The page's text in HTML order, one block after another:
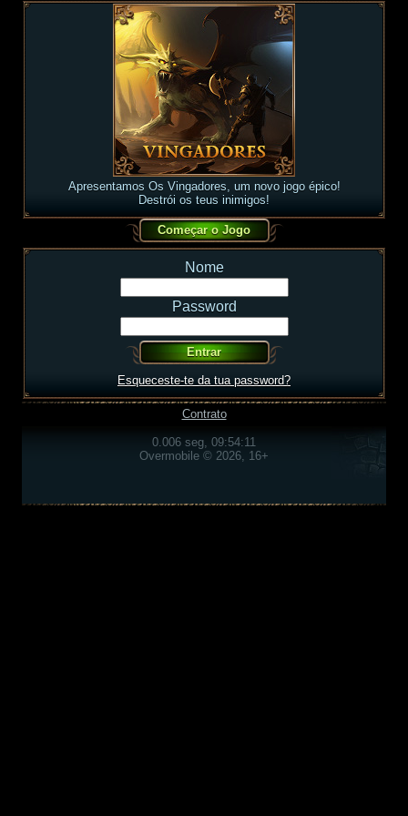
Apresentamos Os Vingadores, um novo jogo épico!
Destrói os teus inimigos!
Nome
Password
Esqueceste-te da tua password?
Contrato
0.006 seg, 09:54:11
Overmobile © 2026, 16+